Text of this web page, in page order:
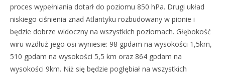
proces wypełniania dotarł do poziomu 850 hPa. Drugi układ
niskiego ciśnienia znad Atlantyku rozbudowany w pionie i
będzie dobrze widoczny na wszystkich poziomach. Głębokość
wiru wzdłuż jego osi wyniesie: 98 gpdam na wysokości 1,5km,
510 gpdam na wysokości 5,5 km oraz 864 gpdam na
wysokości 9km. Niż się będzie pogłębiał na wszystkich